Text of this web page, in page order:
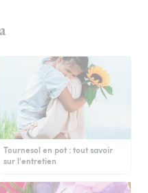
Tournesol en pot : tout savoir
sur l'entretien